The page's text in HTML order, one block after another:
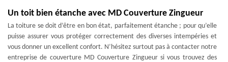
Un toit bien étanche avec MD Couverture Zingueur
La toiture se doit d’être en bon état, parfaitement étanche ; pour qu’elle
puisse assurer vous protéger correctement des diverses intempéries et
vous donner un excellent confort. N’hésitez surtout pas à contacter notre
entreprise de couverture MD Couverture Zingueur si vous trouvez des